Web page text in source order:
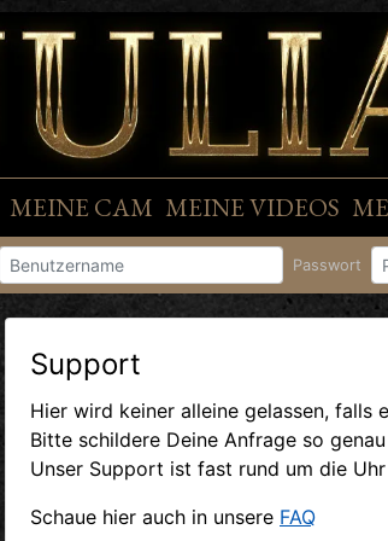
MEINE CAM MEINE VIDEOS
Passwort
Support
Hier wird keiner alleine gelassen, falls
Bitte schildere Deine Anfrage so
Unser Support ist fast rund um die
Schaue hier auch in unsere FAQ